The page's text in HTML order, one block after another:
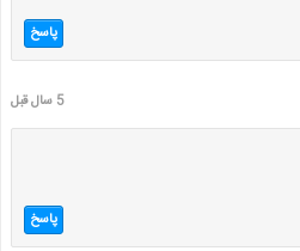
پاسخ
5 سال قبل
پاسخ